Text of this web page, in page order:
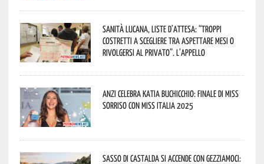
Sanità lucana, liste d’attesa: “Troppi
costretti a scegliere tra aspettare mesi o
rivolgersi al privato”. L’appello
Anzi celebra Katia Buchicchio: finale di Miss
Sorriso con Miss Italia 2025
Sasso di Castalda si accende con Gezziamoci: